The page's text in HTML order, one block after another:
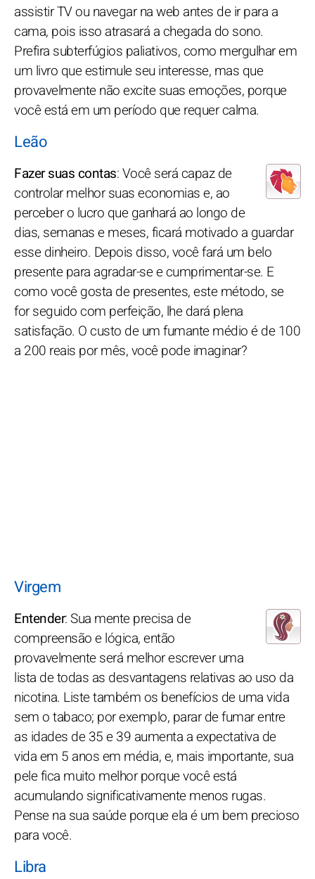
assistir TV ou navegar na web antes de ir para a
cama, pois isso atrasará a chegada do sono.
Prefira subterfúgios paliativos, como mergulhar em
um livro que estimule seu interesse, mas que
provavelmente não excite suas emoções, porque
você está em um período que requer calma.
Leão
Fazer suas contas: Você será capaz de
controlar melhor suas economias e, ao
perceber o lucro que ganhará ao longo de
dias, semanas e meses, ficará motivado a guardar
esse dinheiro. Depois disso, você fará um belo
presente para agradar-se e cumprimentar-se. E
como você gosta de presentes, este método, se
for seguido com perfeição, lhe dará plena
satisfação. O custo de um fumante médio é de 100
a 200 reais por mês, você pode imaginar?
Virgem
Entender: Sua mente precisa de
compreensão e lógica, então
provavelmente será melhor escrever uma
lista de todas as desvantagens relativas ao uso da
nicotina. Liste também os benefícios de uma vida
sem o tabaco; por exemplo, parar de fumar entre
as idades de 35 e 39 aumenta a expectativa de
vida em 5 anos em média, e, mais importante, sua
pele fica muito melhor porque você está
acumulando significativamente menos rugas.
Pense na sua saúde porque ela é um bem precioso
para você.
Libra